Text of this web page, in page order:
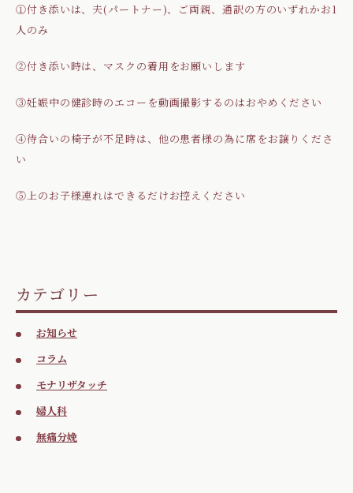
①付き添いは、夫(パートナー)、ご両親、通訳の方のいずれかお1
人のみ
②付き添い時は、マスクの着用をお願いします
③妊娠中の健診時のエコーを動画撮影するのはおやめください
④待合いの椅子が不足時は、他の患者様の為に席をお譲りくださ
い
➄上のお子様連れはできるだけお控えください
カテゴリー
お知らせ
コラム
モナリザタッチ
婦人科
無痛分娩